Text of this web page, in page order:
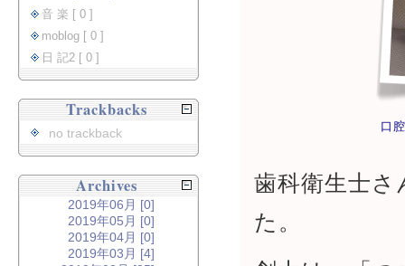
口
歯科衛生士
た。
音 楽 [ 0 ]
moblog [ 0 ]
日 記2 [ 0 ]
Trackbacks
no trackback
Archives
2019年06月 [0]
2019年05月 [0]
2019年04月 [0]
2019年03月 [4]